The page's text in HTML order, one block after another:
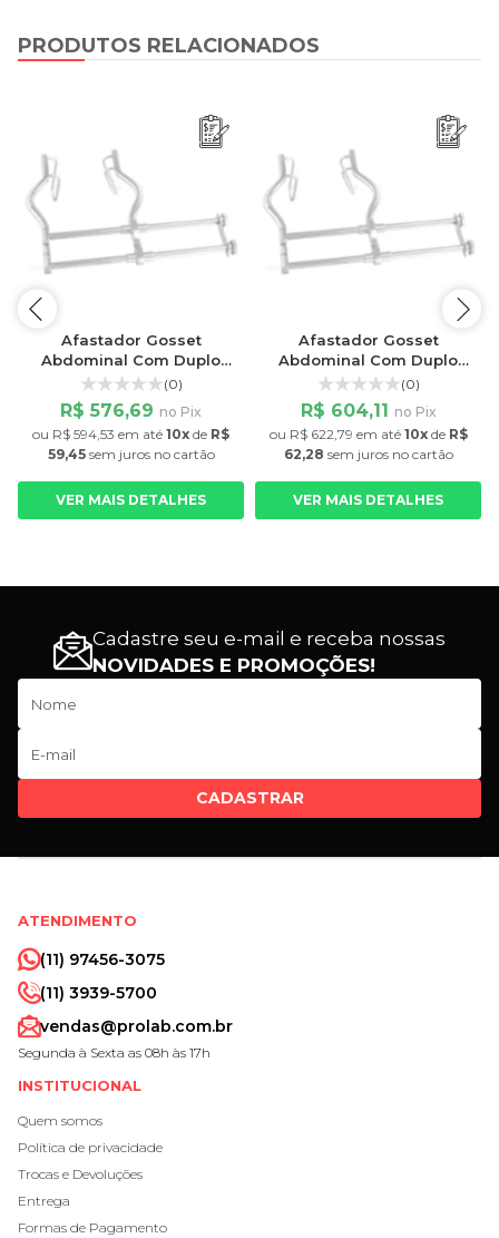
PRODUTOS RELACIONADOS
Afastador Gosset
Abdominal Com Duplo
Barramento 12cm
(0)
R$ 576,69 no Pix
ou R$ 594,53 em até 10x de R$
59,45 sem jurosno cartão
VER MAIS DETALHES
Afastador Gosset
Abdominal Com Duplo
Barramento 16cm
(0)
R$ 604,11
no Pix
ou R$ 622,79 em até 10xde R$
62,28 sem jurosno cartão
VER MAIS DETALHES
Cadastre seu e-mail e receba nossas
NOVIDADES E PROMOÇÕES!
CADASTRAR
ATENDIMENTO
(11) 97456-3075
(11) 3939-5700
vendas@prolab.com.br
Segunda à Sexta as 08h às 17h
INSTITUCIONAL
Quem somos
Política de privacidade
Trocas e Devoluções
Entrega
Formas de Pagamento